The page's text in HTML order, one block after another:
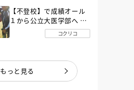
【不登校】で成績オール
１から公立大医学部へ 中
２で起立性調節障害「治
るまで３年」の診断 その
コクリコ
もっと見る